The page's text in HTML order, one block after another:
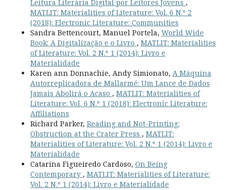
Leitura Literária Digital por Leitores Jovens ,
MATLIT: Materialities of Literature: Vol. 6 N.º 2
(2018): Electronic Literature: Communities
Sandra Bettencourt, Manuel Portela, World Wide
Book: A Digitalização e o Livro , MATLIT: Materialities
of Literature: Vol. 2 N.º 1 (2014): Livro e
Materialidade
Karen ann Donnachie, Andy Simionato, A Máquina
Autorreplicadora de Mallarmé: Um Lance de Dados
Jamais Abolirá o Acaso , MATLIT: Materialities of
Literature: Vol. 6 N.º 1 (2018): Electronic Literature:
Affiliations
Richard Parker, Reading and Not-Printing:
Obstruction at the Crater Press , MATLIT:
Materialities of Literature: Vol. 2 N.º 1 (2014): Livro e
Materialidade
Catarina Figueiredo Cardoso, On Being
Contemporary , MATLIT: Materialities of Literature:
Vol. 2 N.º 1 (2014): Livro e Materialidade